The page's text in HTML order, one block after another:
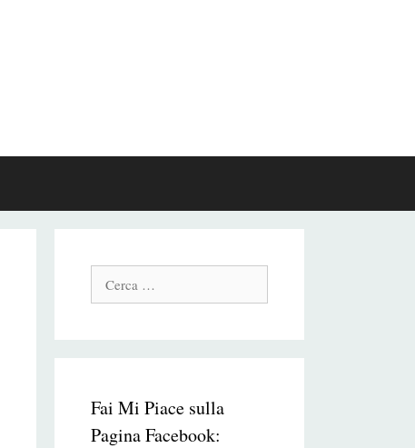
Cerca:
Fai Mi Piace sulla
Pagina Facebook: